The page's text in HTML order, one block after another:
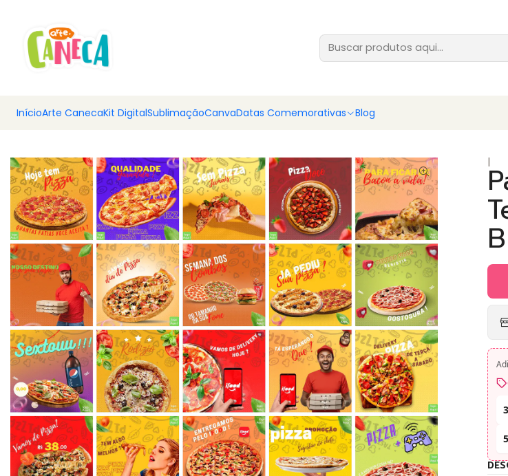
InícioArte CanecaKit DigitalSublimaçãoCanvaDatas Comemorativas Blog
|